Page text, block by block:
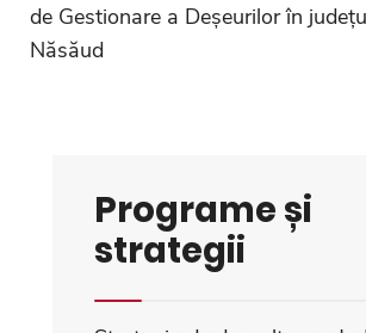
de Gestionare a Deșeurilor în
Năsăud
Programe și
strategii